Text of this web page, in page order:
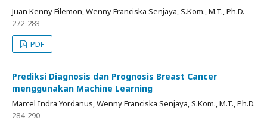
Juan Kenny Filemon, Wenny Franciska Senjaya, S.Kom., M.T., Ph.D.
272-283
PDF
Prediksi Diagnosis dan Prognosis Breast Cancer
menggunakan Machine Learning
Marcel Indra Yordanus, Wenny Franciska Senjaya, S.Kom., M.T., Ph.D.
284-290